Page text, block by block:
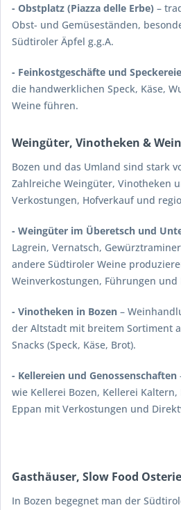
- Obstplatz (Piazza delle Erbe) –
Obst- und Gemüseständen,
Südtiroler Äpfel g.g.A.
- Feinkostgeschäfte und
die handwerklichen Speck, Käse,
Weine führen.
Weingüter, Vinotheken &
Bozen und das Umland sind stark
Zahlreiche Weingüter, Vinotheken
Verkostungen, Hofverkauf und
- Weingüter im Überetsch und
Lagrein, Vernatsch,
andere Südtiroler Weine
Weinverkostungen, Führungen und
- Vinotheken in Bozen –
der Altstadt mit breitem Sortiment
Snacks (Speck, Käse, Brot).
- Kellereien und Genossenschaften
wie Kellerei Bozen, Kellerei
Eppan mit Verkostungen und
Gasthäuser, Slow Food
In Bozen begegnet man der